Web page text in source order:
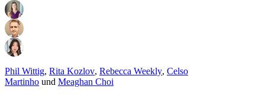
Phil Wittig, Rita Kozlov, Rebecca Weekly, Celso
Martinho und Meaghan Choi